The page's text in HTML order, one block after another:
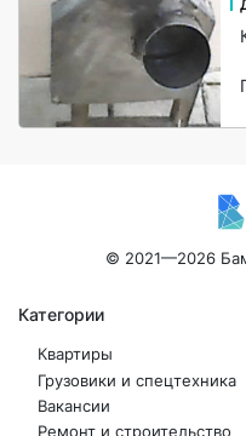
© 2021—2026
Категории
Квартиры
Грузовики и спецтехника
Вакансии
Ремонт и строительство